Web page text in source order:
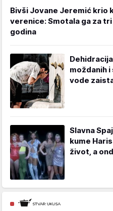
Bivši Jovane Jeremić krio
verenice: Smotala ga za
godina
moždanih i
vode
Slavna
kume
život, a